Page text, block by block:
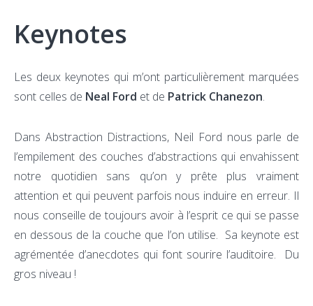
Keynotes
Les deux keynotes qui m’ont particulièrement marquées
sont celles de Neal Ford et de Patrick Chanezon.
Dans Abstraction Distractions, Neil Ford nous parle de
l’empilement des couches d’abstractions qui envahissent
notre quotidien sans qu’on y prête plus vraiment
attention et qui peuvent parfois nous induire en erreur. Il
nous conseille de toujours avoir à l’esprit ce qui se passe
en dessous de la couche que l’on utilise. Sa keynote est
agrémentée d’anecdotes qui font sourire l’auditoire. Du
gros niveau !